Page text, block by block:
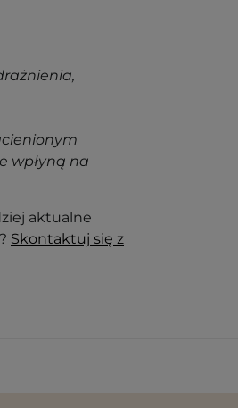
wpłyną na
aktualne
Skontaktuj się z